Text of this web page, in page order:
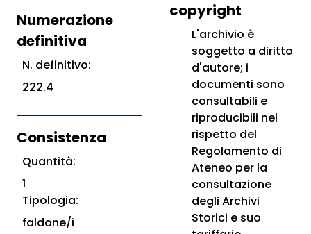
Numerazione
definitiva
N. definitivo:
222.4
Consistenza
Quantità:
1
Tipologia:
faldone/i
copyright
L'archivio è
soggetto a diritto
d'autore; i
documenti sono
consultabili e
riproducibili nel
rispetto del
Regolamento di
Ateneo per la
consultazione
degli Archivi
Storici e suo